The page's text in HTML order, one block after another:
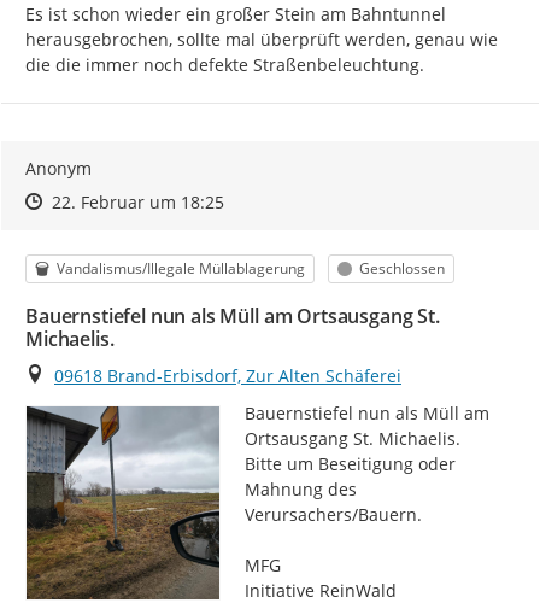
Es ist schon wieder ein großer Stein am Bahntunnel
herausgebrochen, sollte mal überprüft werden, genau wie
die die immer noch defekte Straßenbeleuchtung.
Anonym
Zeitpunkt des Erstellens
Zeitpunkt des Erstellens
22. Februar um 18:25Zur Äußerung
Kategorie
Vandalismus/Illegale Müllablagerung Status
Geschlossen
Bauernstiefel nun als Müll am Ortsausgang St.
Michaelis.
Ort
09618 Brand-Erbisdorf, Zur Alten Schäferei
Bauernstiefel nun als Müll am
Ortsausgang St. Michaelis.
Bitte um Beseitigung oder
Mahnung des
Verursachers/Bauern.
MFG
Initiative ReinWald